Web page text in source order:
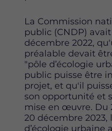
La Commission
public (CNDP)
décembre 2022,
préalable devait
"pôle d’écologie
public puisse être
projet, et qu'il
son opportunité et
mise en œuvre. Du
20 décembre 2023,
d’écologie urbaine